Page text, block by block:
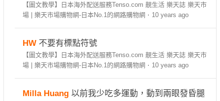
【圖文教學】日本海外配送服務Tenso.com 靚生活 樂天誌 樂天市
場 | 樂天市場購物網-日本No.1的網路購物網 · 10 years ago
HW 不要有標點符號
【圖文教學】日本海外配送服務Tenso.com 靚生活 樂天誌 樂天市
場 | 樂天市場購物網-日本No.1的網路購物網 · 10 years ago
Milla Huang 以前我少吃多運動，動到兩眼發昏腿